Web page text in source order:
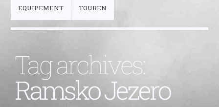
EQUIPEMENT TOUREN
Tag archives:
Ramsko Jezero